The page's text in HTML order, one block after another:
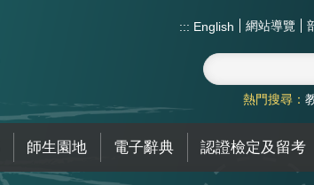
::: English 網站導覽
熱門搜尋：
師生園地 電子辭典 認證檢定及留考